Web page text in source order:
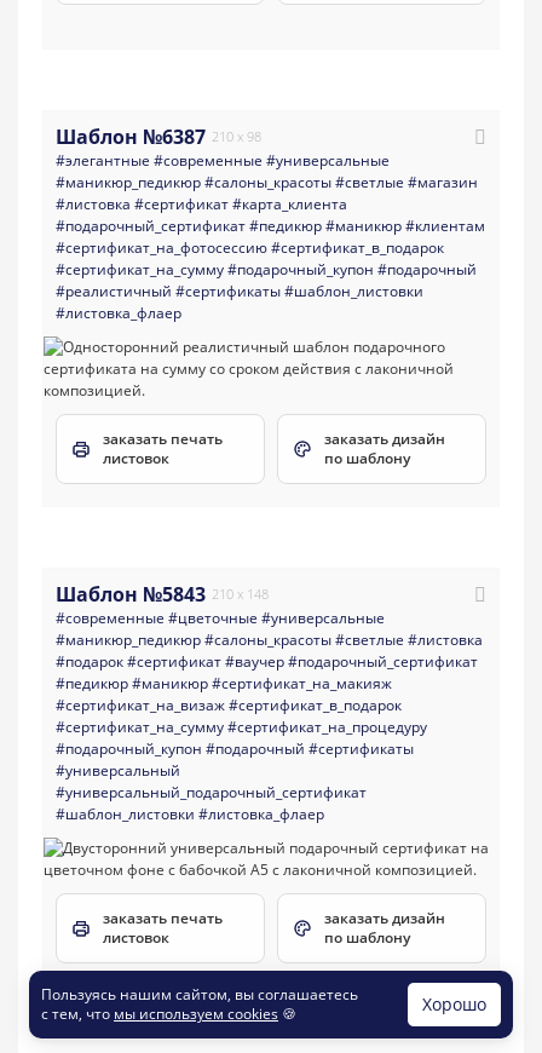
Шаблон №6387 210 x 98
#элегантные #современные #универсальные
#маникюр_педикюр#салоны_красоты#светлые #магазин
#листовка #сертификат#карта_клиента
#подарочный_сертификат#педикюр#маникюр#клиентам
#сертификат_на_фотосессию#сертификат_в_подарок
#сертификат_на_сумму#подарочный_купон #подарочный
#реалистичный #сертификаты#шаблон_листовки
#листовка_флаер
заказать печать
листовок
заказать дизайн
по шаблону
Шаблон №5843 210 x 148
#современные #цветочные #универсальные
#маникюр_педикюр#салоны_красоты#светлые #листовка
#подарок#сертификат#ваучер#подарочный_сертификат
#педикюр#маникюр#сертификат_на_макияж
#сертификат_на_визаж#сертификат_в_подарок
#сертификат_на_сумму#сертификат_на_процедуру
#подарочный_купон #подарочный #сертификаты
#универсальный
#универсальный_подарочный_сертификат
#шаблон_листовки #листовка_флаер
заказать печать
листовок
заказать дизайн
по шаблону
Пользуясь нашим сайтом, вы соглашаетесь
с тем, что мы используем cookies 🍪 Хорошо